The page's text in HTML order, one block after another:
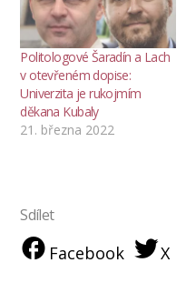
Politologové Šaradín a Lach
v otevřeném dopise:
Univerzita je rukojmím
děkana Kubaly
21. března 2022
Sdílet
Facebook X